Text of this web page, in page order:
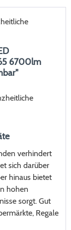
6700lm
verhindert
sich darüber
hinaus bietet
hohen
sorgt. Gut
Regale